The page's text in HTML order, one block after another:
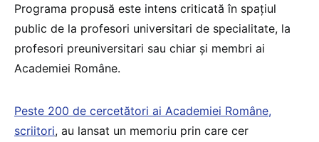
Programa propusă este intens criticată în spațiul
public de la profesori universitari de specialitate, la
profesori preuniversitari sau chiar și membri ai
Academiei Române.
Peste 200 de cercetători ai Academiei Române,
scriitori, au lansat un memoriu prin care cer